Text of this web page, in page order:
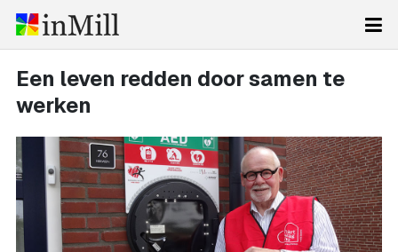
Een leven redden door samen te
werken